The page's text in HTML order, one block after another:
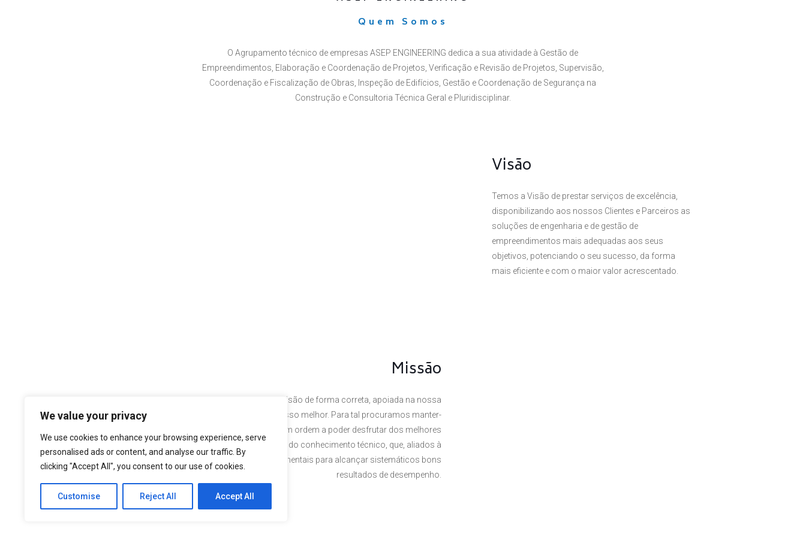
We value your privacy
We use cookies to enhance your browsing experience, serve
personalised ads or content, and analyse our traffic. By
clicking "Accept All", you consent to our use of cookies.
Customise Reject All Accept All
Quem Somos
O Agrupamento técnico de empresas ASEP ENGINEERING dedica a sua atividade à Gestão de
Empreendimentos, Elaboração e Coordenação de Projetos, Verificação e Revisão de Projetos, Supervisão,
Coordenação e Fiscalização de Obras, Inspeção de Edifícios, Gestão e Coordenação de Segurança na
Construção e Consultoria Técnica Geral e Pluridisciplinar.
Visão
Temos a Visão de prestar serviços de excelência,
disponibilizando aos nossos Clientes e Parceiros as
soluções de engenharia e de gestão de
empreendimentos mais adequadas aos seus
objetivos, potenciando o seu sucesso, da forma
mais eficiente e com o maior valor acrescentado.
Missão
Temos por Missão desempenhar a nossa visão de forma correta, apoiada na nossa
cultura organizacional, dando sempre o nosso melhor. Para tal procuramos manter-
nos atualizados face ao estado da arte, em ordem a poder desfrutar dos melhores
níveis de eficiência e de elevado domínio do conhecimento técnico, que, aliados à
nossa larga experiência são fundamentais para alcançar sistemáticos bons
resultados de desempenho.